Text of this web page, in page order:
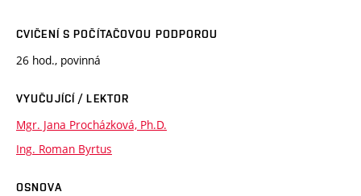
CVIČENÍ S POČÍTAČOVOU PODPOROU
26 hod., povinná
VYUČUJÍCÍ / LEKTOR
Mgr. Jana Procházková, Ph.D.
Ing. Roman Byrtus
OSNOVA